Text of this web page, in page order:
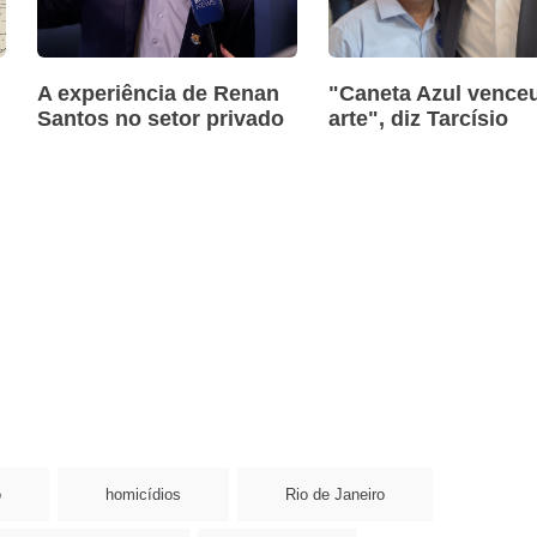
A experiência de Renan
Santos no setor privado
"Caneta Azul
arte", diz Tarcísio
homicídios Rio de Janeiro